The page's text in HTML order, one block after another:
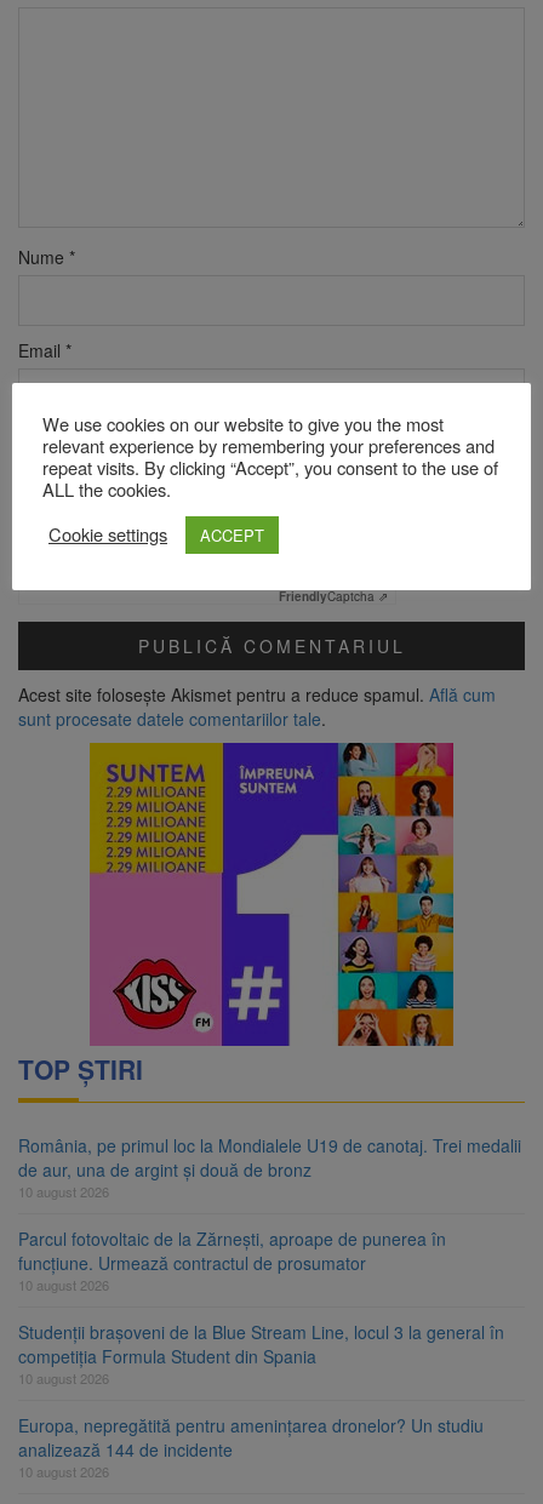
Nume *
Email *
Site web
Verificare anti-robot
FriendlyCaptcha ⇗
Acest site folosește Akismet pentru a reduce spamul. Află cum
sunt procesate datele comentariilor tale.
TOP ȘTIRI
România, pe primul loc la Mondialele U19 de canotaj. Trei medalii
de aur, una de argint și două de bronz
10 august 2026
Parcul fotovoltaic de la Zărnești, aproape de punerea în
funcțiune. Urmează contractul de prosumator
10 august 2026
Studenții brașoveni de la Blue Stream Line, locul 3 la general în
competiția Formula Student din Spania
10 august 2026
Europa, nepregătită pentru amenințarea dronelor? Un studiu
analizează 144 de incidente
10 august 2026
We use cookies on our website to give you the most
relevant experience by remembering your preferences and
repeat visits. By clicking “Accept”, you consent to the use of
ALL the cookies.
Cookie settings
ACCEPT